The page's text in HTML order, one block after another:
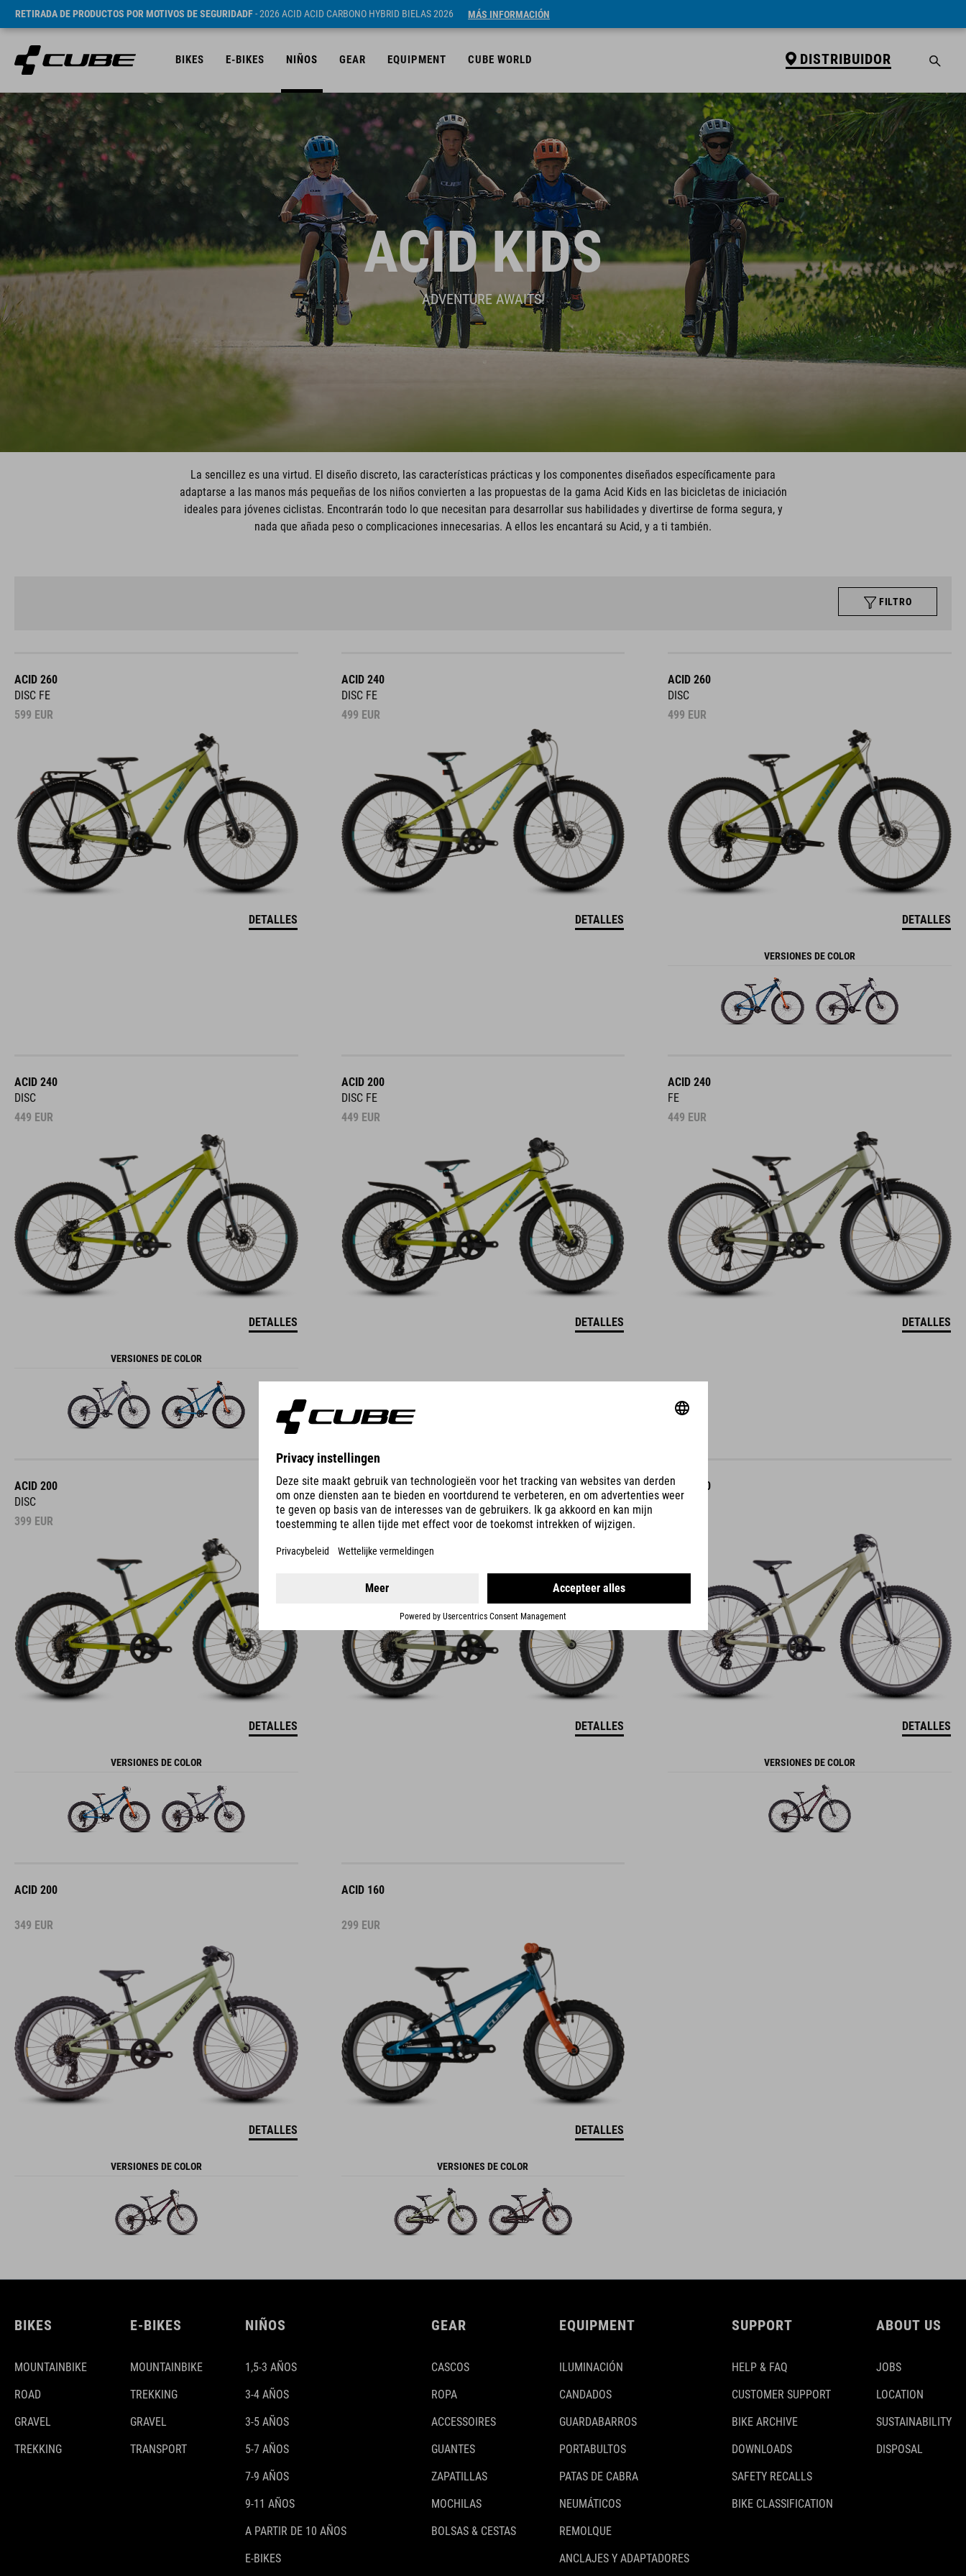
RETIRADA DE PRODUCTOS POR MOTIVOS DE SEGURIDADF- 2026 ACID ACID CARBONO HYBRID BIELAS 2026 MÁS INFORMACIÓN
BIKES E-BIKES NIÑOS GEAR EQUIPMENT CUBE WORLD DISTRIBUIDOR
ACID KIDS
ADVENTURE AWAITS!
La sencillez es una virtud. El diseño discreto, las características prácticas y los componentes diseñados específicamente para
adaptarse a las manos más pequeñas de los niños convierten a las propuestas de la gama Acid Kids en las bicicletas de iniciación
ideales para jóvenes ciclistas. Encontrarán todo lo que necesitan para desarrollar sus habilidades y divertirse de forma segura, y
nada que añada peso o complicaciones innecesarias. A ellos les encantará su Acid, y a ti también.
FILTRO
ACID 260
DISC FE
599 EUR
DETALLES
ACID 240
DISC FE
499 EUR
DETALLES
ACID 260
DISC
499 EUR
DETALLES
VERSIONES DE COLOR
ACID 240
DISC
449 EUR
DETALLES
VERSIONES DE COLOR
ACID 200
DISC FE
449 EUR
DETALLES
ACID 240
FE
449 EUR
DETALLES
ACID 200
DISC
399 EUR
DETALLES
VERSIONES DE COLOR
ACID 200
FE
399EUR
DETALLES
ACID 240
DETALLES
VERSIONES DE COLOR
ACID 200
349 EUR
DETALLES
VERSIONES DE COLOR
ACID 160
299 EUR
DETALLES
VERSIONES DE COLOR
BIKES
MOUNTAINBIKE
ROAD
GRAVEL
TREKKING
E-BIKES
MOUNTAINBIKE
TREKKING
GRAVEL
TRANSPORT
NIÑOS
1,5-3 AÑOS
3-4 AÑOS
3-5 AÑOS
5-7 AÑOS
7-9 AÑOS
9-11 AÑOS
A PARTIR DE 10 AÑOS
E-BIKES
GEAR
CASCOS
ROPA
ACCESSOIRES
GUANTES
ZAPATILLAS
MOCHILAS
BOLSAS & CESTAS
EQUIPMENT
ILUMINACIÓN
CANDADOS
GUARDABARROS
PORTABULTOS
PATAS DE CABRA
NEUMÁTICOS
REMOLQUE
ANCLAJES Y ADAPTADORES
SUPPORT
HELP & FAQ
CUSTOMER SUPPORT
BIKE ARCHIVE
DOWNLOADS
SAFETY RECALLS
BIKE CLASSIFICATION
ABOUT US
JOBS
LOCATION
SUSTAINABILITY
DISPOSAL